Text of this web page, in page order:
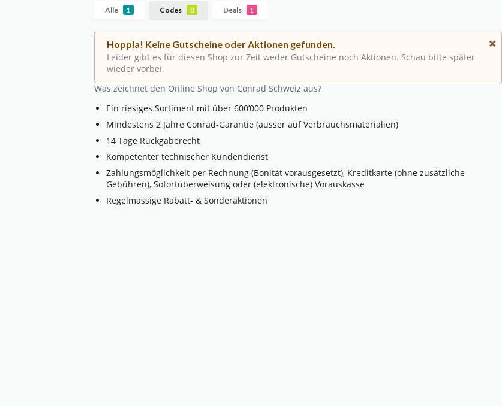
Alle 1 Codes 0 Deals 1
Hoppla! Keine Gutscheine oder Aktionen gefunden.
Leider gibt es für diesen Shop zur Zeit weder Gutscheine noch Aktionen. Schau bitte später
wieder vorbei.
Was zeichnet den Online Shop von Conrad Schweiz aus?
Ein riesiges Sortiment mit über 600’000 Produkten
Mindestens 2 Jahre Conrad-Garantie (ausser auf Verbrauchsmaterialien)
14 Tage Rückgaberecht
Kompetenter technischer Kundendienst
Zahlungsmöglichkeit per Rechnung (Bonität vorausgesetzt), Kreditkarte (ohne zusätzliche
Gebühren), Sofortüberweisung oder (elektronische) Vorauskasse
Regelmässige Rabatt- & Sonderaktionen